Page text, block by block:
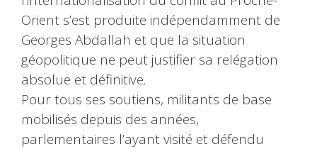
Orient s’est produite indépendamment de
Georges Abdallah et que la situation
géopolitique ne peut justifier sa relégation
absolue et définitive.
Pour tous ses soutiens, militants de base
mobilisés depuis des années,
parlementaires l’ayant visité et défendu